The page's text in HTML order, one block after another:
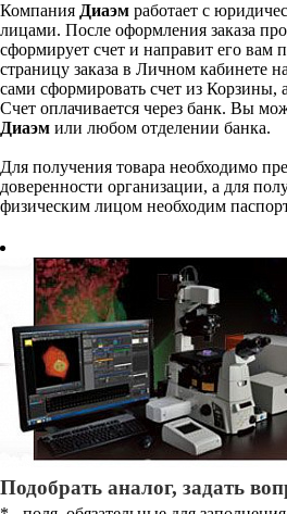
Компания Диаэм работает с
лицами. После оформления заказа
сформирует счет и направит его вам
страницу заказа в Личном кабинете
сами сформировать счет из Корзины,
Счет оплачивается через банк. Вы
Диаэм или любом отделении банка.
Для получения товара необходимо
доверенности организации, а для
физическим лицом необходим
Подобрать аналог, задать